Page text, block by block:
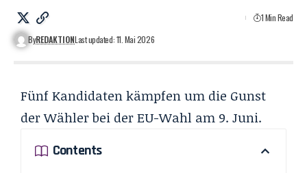
ByREDAKTIONLast updated: 11. Mai 2026
1 Min Read
Fünf Kandidaten kämpfen um die Gunst
der Wähler bei der EU-Wahl am 9. Juni.
Contents